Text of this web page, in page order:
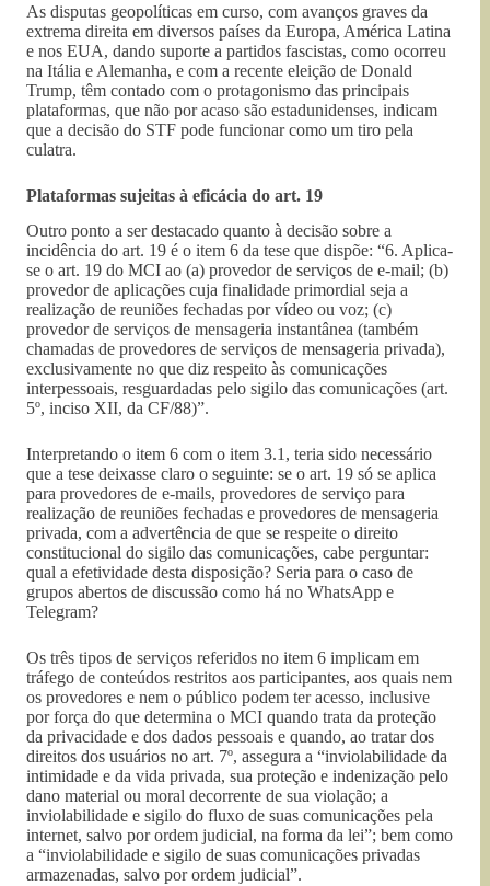
As disputas geopolíticas em curso, com avanços graves da
extrema direita em diversos países da Europa, América Latina
e nos EUA, dando suporte a partidos fascistas, como ocorreu
na Itália e Alemanha, e com a recente eleição de Donald
Trump, têm contado com o protagonismo das principais
plataformas, que não por acaso são estadunidenses, indicam
que a decisão do STF pode funcionar como um tiro pela
culatra.
Plataformas sujeitas à eficácia do art. 19
Outro ponto a ser destacado quanto à decisão sobre a
incidência do art. 19 é o item 6 da tese que dispõe: “6. Aplica-
se o art. 19 do MCI ao (a) provedor de serviços de e-mail; (b)
provedor de aplicações cuja finalidade primordial seja a
realização de reuniões fechadas por vídeo ou voz; (c)
provedor de serviços de mensageria instantânea (também
chamadas de provedores de serviços de mensageria privada),
exclusivamente no que diz respeito às comunicações
interpessoais, resguardadas pelo sigilo das comunicações (art.
5º, inciso XII, da CF/88)”.
Interpretando o item 6 com o item 3.1, teria sido necessário
que a tese deixasse claro o seguinte: se o art. 19 só se aplica
para provedores de e-mails, provedores de serviço para
realização de reuniões fechadas e provedores de mensageria
privada, com a advertência de que se respeite o direito
constitucional do sigilo das comunicações, cabe perguntar:
qual a efetividade desta disposição? Seria para o caso de
grupos abertos de discussão como há no WhatsApp e
Telegram?
Os três tipos de serviços referidos no item 6 implicam em
tráfego de conteúdos restritos aos participantes, aos quais nem
os provedores e nem o público podem ter acesso, inclusive
por força do que determina o MCI quando trata da proteção
da privacidade e dos dados pessoais e quando, ao tratar dos
direitos dos usuários no art. 7º, assegura a “inviolabilidade da
intimidade e da vida privada, sua proteção e indenização pelo
dano material ou moral decorrente de sua violação; a
inviolabilidade e sigilo do fluxo de suas comunicações pela
internet, salvo por ordem judicial, na forma da lei”; bem como
a “inviolabilidade e sigilo de suas comunicações privadas
armazenadas, salvo por ordem judicial”.